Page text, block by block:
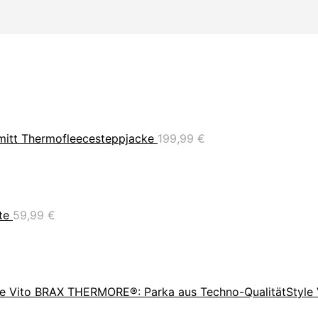
Thermofleecesteppjacke 199,99 €
59,99 €
BRAX THERMORE®: Parka aus Techno-QualitätStyle